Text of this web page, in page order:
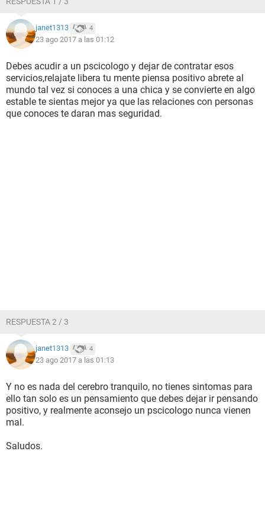
esto y como todo ha cambiado debido a la decision que
tome. He tenido ideas suicidas, yo se que en realidad no
quiero hacerlo, pero tengo una desesperacion de pensar que
tendre estos pensamientos y carga durante el resto de mi
pensar en el tema, y recuperar la motivacion por vivir y
disfrutar las cosas que hago.
Es posible que tengo algun problema fisico en el cerebro, o
en algun otro organo? o solo son consecuencias del estres
janet1313 4
23 ago 2017 a las 01:12
Debes acudir a un pscicologo y dejar de contratar esos
servicios,relajate libera tu mente piensa positivo abrete al
mundo tal vez si conoces a una chica y se convierte en algo
estable te sientas mejor ya que las relaciones con personas
que conoces te daran mas seguridad.
RESPUESTA 2 / 3
janet1313 4
23 ago 2017 a las 01:13
Y no es nada del cerebro tranquilo, no tienes sintomas para
ello tan solo es un pensamiento que debes dejar ir pensando
positivo, y realmente aconsejo un pscicologo nunca vienen
mal.
Saludos.